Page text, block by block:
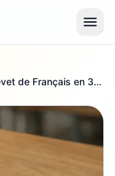
Comment réussir un exercice type Brevet de Français en 3e ?